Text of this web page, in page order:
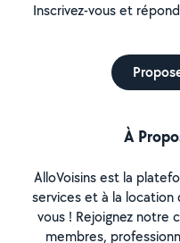
Inscrivez-vous et
À
AlloVoisins est la
services et à la
vous ! Rejoignez notre
membres,